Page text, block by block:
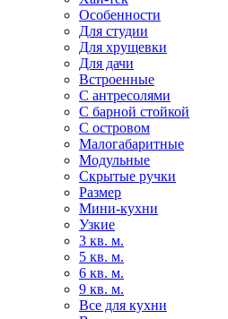
Особенности
Для студии
Для хрущевки
Для дачи
Встроенные
С антресолями
С барной стойкой
С островом
Малогабаритные
Модульные
Скрытые ручки
Размер
Мини-кухни
Узкие
3 кв. м.
5 кв. м.
6 кв. м.
9 кв. м.
Все для кухни